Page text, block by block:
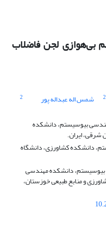
بی‌هوازی لجن فاضلاب
2 شمس اله عبداله پور 2
بیوسیستم، دانشکده
شرقی، ایران.
دانشکده کشاورزی، دانشگاه
دانشکده مهندسی
و منابع طبیعی خوزستان،